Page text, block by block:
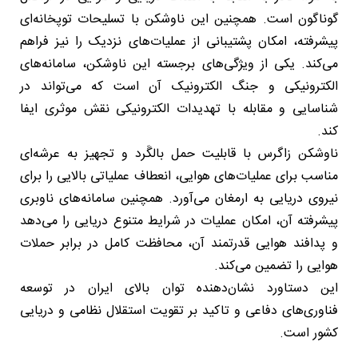
گوناگون است. همچنین این ناوشکن با تسلیحات توپخانه‌ای
پیشرفته، امکان پشتیبانی از عملیات‌های نزدیک را نیز فراهم
می‌کند. یکی از ویژگی‌های برجسته این ناوشکن، سامانه‌های
الکترونیکی و جنگ الکترونیک آن است که می‌تواند در
شناسایی و مقابله با تهدیدات الکترونیکی نقش موثری ایفا
کند.
ناوشکن زاگرس با قابلیت حمل بالگَرد و تجهیز به عرشه‌ای
مناسب برای عملیات‌های هوایی، انعطاف عملیاتی بالایی را برای
نیروی دریایی به ارمغان می‌آورد. همچنین سامانه‌های ناوبری
پیشرفته آن، امکان عملیات در شرایط متنوع دریایی را می‌دهد
و پدافند هوایی قدرتمند آن، محافظت کامل در برابر حملات
هوایی را تضمین می‌کند.
این دستاورد نشان‌دهنده توان بالای ایران در توسعه
فناوری‌های دفاعی و تاکید بر تقویت استقلال نظامی و دریایی
کشور است.